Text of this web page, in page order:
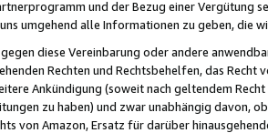
und der Bezug einer Vergütung
umgehend alle Informationen zu geben, die
gegen diese Vereinbarung oder andere
Rechten und Rechtsbehelfen, das
Ankündigung (soweit nach geltendem
zu haben) und zwar unabhängig davon,
von Amazon, Ersatz für darüber